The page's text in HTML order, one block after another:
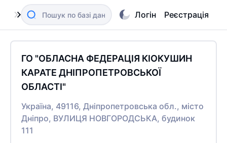
Логін Реєстрація
ГО "ОБЛАСНА ФЕДЕРАЦІЯ КІОКУШИН
КАРАТЕ ДНІПРОПЕТРОВСЬКОЇ
ОБЛАСТІ"
Україна, 49116, Дніпропетровська обл., місто
Дніпро, ВУЛИЦЯ НОВГОРОДСЬКА, будинок
111